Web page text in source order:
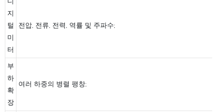
지
털
미
터
전압, 전류, 전력, 역률 및 주파수;
부
하
확
장
여러 하중의 병렬 팽창;